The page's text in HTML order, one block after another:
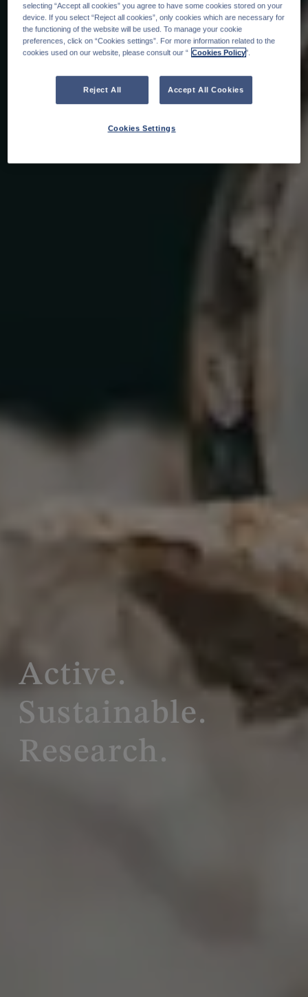
Active.
Sustainable.
Research.
selecting “Accept all cookies” you agree to have some cookies stored on your
device. If you select “Reject all cookies”, only cookies which are necessary for
the functioning of the website will be used. To manage your cookie
preferences, click on “Cookies settings”. For more information related to the
cookies used on our website, please consult our “ Cookies Policy".
Reject All Accept All Cookies
Cookies Settings